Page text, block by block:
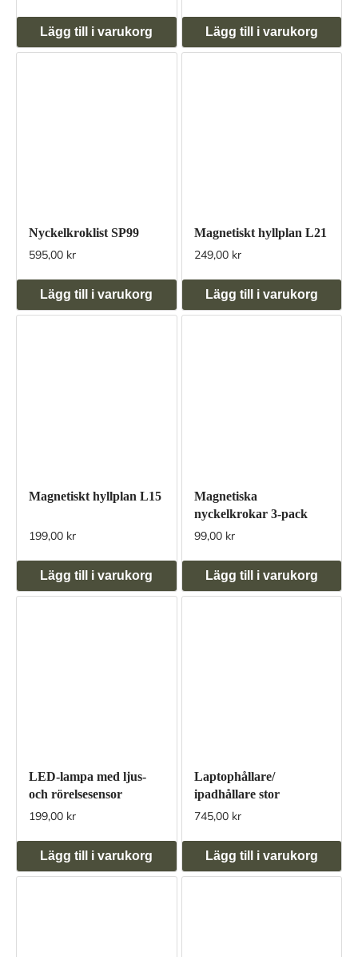
Lägg till i varukorg Lägg till i varukorg
Nyckelkroklist SP99
595,00 kr
Lägg till i varukorg
Magnetiskt hyllplan L21
249,00 kr
Lägg till i varukorg
Magnetiskt hyllplan L15
199,00 kr
Lägg till i varukorg
Magnetiska
nyckelkrokar 3-pack
99,00 kr
Lägg till i varukorg
LED-lampa med ljus-
och rörelsesensor
199,00 kr
Lägg till i varukorg
Laptophållare/
ipadhållare stor
745,00 kr
Lägg till i varukorg